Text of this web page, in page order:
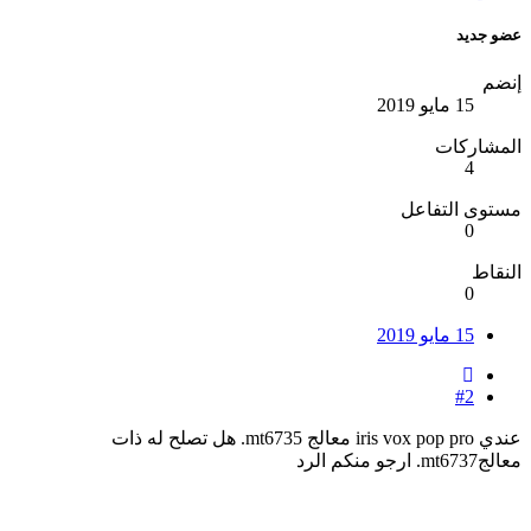
عضو جديد
إنضم
15 مايو 2019
المشاركات
4
مستوى التفاعل
0
النقاط
0
15 مايو 2019
#2
عندي iris vox pop pro معالج mt6735. هل تصلح له ذات
معالجmt6737. ارجو منكم الرد